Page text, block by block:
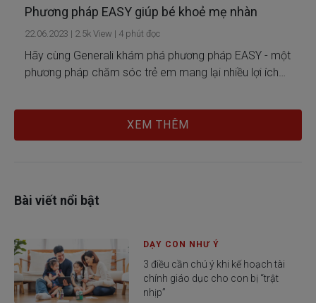
Phương pháp EASY giúp bé khoẻ mẹ nhàn
22.06.2023 | 2.5k View | 4 phút đọc
Hãy cùng Generali khám phá phương pháp EASY - một
phương pháp chăm sóc trẻ em mang lại nhiều lợi ích
XEM THÊM
Bài viết nổi bật
DẠY CON NHƯ Ý
3 điều cần chú ý khi kế hoạch tài
chính giáo dục cho con bị “trật
nhịp”